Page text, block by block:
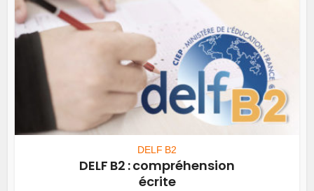
DELF B2
DELF B2 : compréhension
écrite